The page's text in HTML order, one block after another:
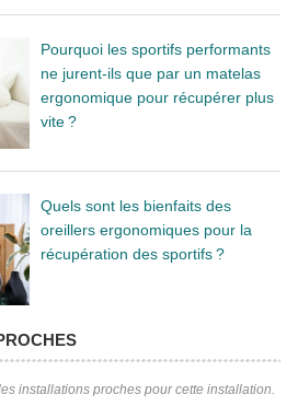
Pourquoi les sportifs performants
ne jurent-ils que par un matelas
ergonomique pour récupérer plus
vite ?
Quels sont les bienfaits des
oreillers ergonomiques pour la
récupération des sportifs ?
installations proches pour cette installation.